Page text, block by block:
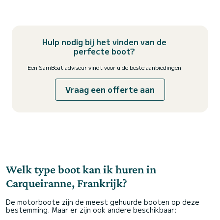
Hulp nodig bij het vinden van de
perfecte boot?
Een SamBoat adviseur vindt voor u de beste aanbiedingen
Vraag een offerte aan
Welk type boot kan ik huren in
Carqueiranne, Frankrijk?
De motorboote zijn de meest gehuurde booten op deze
bestemming. Maar er zijn ook andere beschikbaar: